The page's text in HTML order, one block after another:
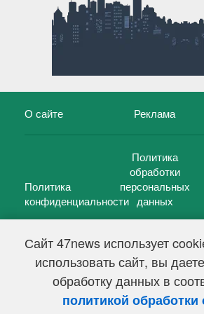
Сайт 47news использует
использовать сайт, вы
обработку данных в
политикой обработки
О сайте Реклама
Политика
конфиденциальности
Политика
обработки
персональных
данных
47 новостей (47 news)2005 — 2026 г.
Свидетельство о регистрации СМИ Эл №
Федеральной службой по надзору в сфере
информационных технологий и массовых